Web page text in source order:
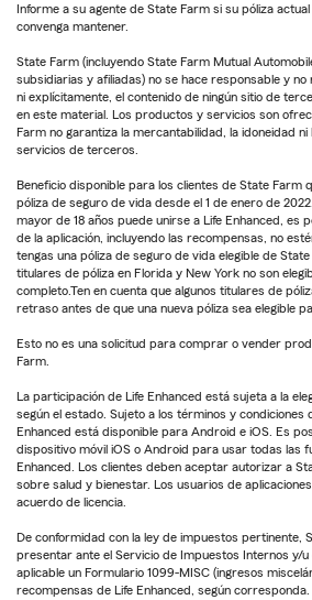
Informe a su agente de State Farm si su póliza
convenga mantener.
State Farm (incluyendo State Farm Mutual
subsidiarias y afiliadas) no se hace responsable y
ni explícitamente, el contenido de ningún sitio de
en este material. Los productos y servicios son
Farm no garantiza la mercantabilidad, la idoneidad
servicios de terceros.
Beneficio disponible para los clientes de State Farm
póliza de seguro de vida desde el 1 de enero de
mayor de 18 años puede unirse a Life Enhanced, es
de la aplicación, incluyendo las recompensas, no
tengas una póliza de seguro de vida elegible de
titulares de póliza en Florida y New York no son
completo.Ten en cuenta que algunos titulares de
retraso antes de que una nueva póliza sea elegible
Esto no es una solicitud para comprar o vender
Farm.
La participación de Life Enhanced está sujeta a la
según el estado. Sujeto a los términos y condiciones
Enhanced está disponible para Android e iOS. Es
dispositivo móvil iOS o Android para usar todas las
Enhanced. Los clientes deben aceptar autorizar a
sobre salud y bienestar. Los usuarios de
acuerdo de licencia.
De conformidad con la ley de impuestos pertinente,
presentar ante el Servicio de Impuestos Internos y/
aplicable un Formulario 1099-MISC (ingresos
recompensas de Life Enhanced, según